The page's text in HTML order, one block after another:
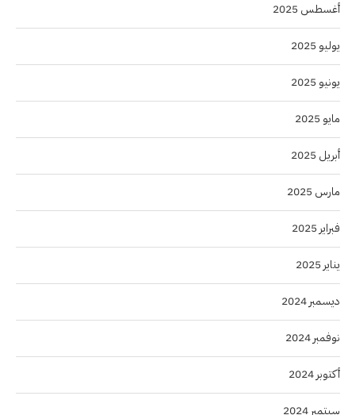
أغسطس 2025
يوليو 2025
يونيو 2025
مايو 2025
أبريل 2025
مارس 2025
فبراير 2025
يناير 2025
ديسمبر 2024
نوفمبر 2024
أكتوبر 2024
سبتمبر 2024